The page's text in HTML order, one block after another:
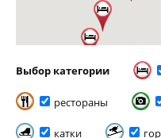
Выбор категории
рестораны
катки